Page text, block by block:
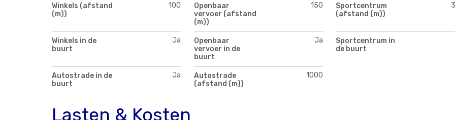
Winkels (afstand
(m))
100
Openbaar
vervoer (afstand
(m))
150
Sportcentrum
(afstand (m))
Winkels in de
buurt
Ja
Openbaar
vervoer in de
buurt
Ja
Sportcentrum in
de buurt
Autostrade in de
buurt
Ja
Autostrade
(afstand (m))
1000
Lasten & Kosten